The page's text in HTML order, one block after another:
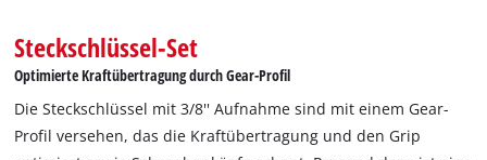
Steckschlüssel-Set
Optimierte Kraftübertragung durch Gear-Profil
Die Steckschlüssel mit 3/8'' Aufnahme sind mit einem Gear-
Profil versehen, das die Kraftübertragung und den Grip